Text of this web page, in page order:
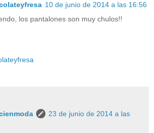
10 de junio de 2014 a las 16:56
los pantalones son muy chulos!!
23 de junio de 2014 a las